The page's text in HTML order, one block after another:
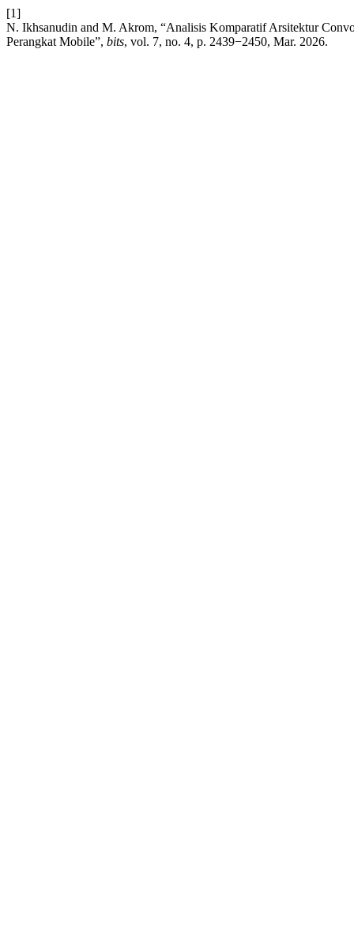
[1]
N. Ikhsanudin and M. Akrom, “Analisis Komparatif Arsitektur
Perangkat Mobile”, bits, vol. 7, no. 4, p. 2439−2450, Mar. 2026.